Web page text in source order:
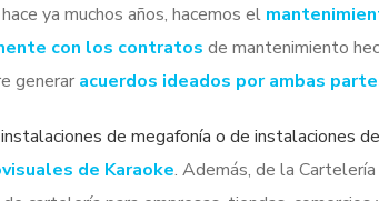
ya muchos años, hacemos el
con los contratos de mantenimiento
generar acuerdos ideados por ambas
instalaciones de megafonía o de instalaciones
de Karaoke. Además, de la